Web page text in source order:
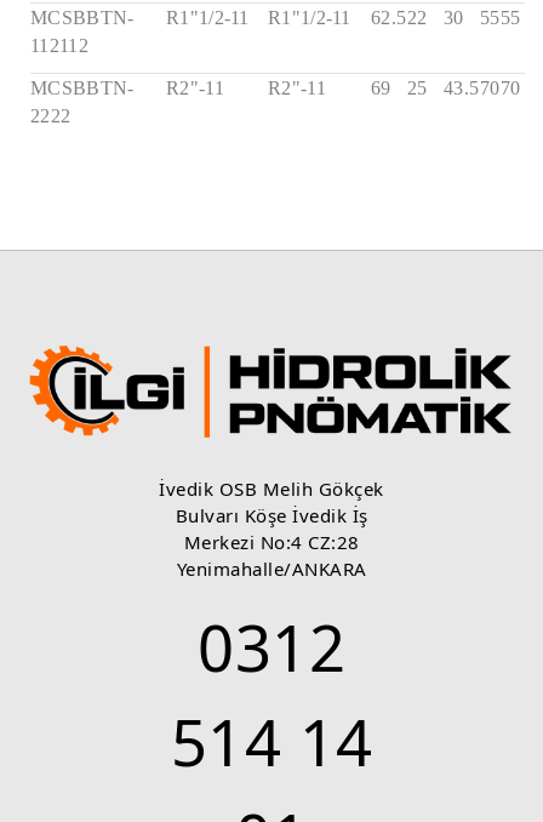
MCSBBTN-
112112
R1"1/2-11 R1"1/2-11 62.522 30 5555
MCSBBTN-
2222
R2"-11 R2"-11 69 25 43.57070
İvedik OSB Melih Gökçek
Bulvarı Köşe İvedik İş
Merkezi No:4 CZ:28
Yenimahalle/ANKARA
0312
514 14